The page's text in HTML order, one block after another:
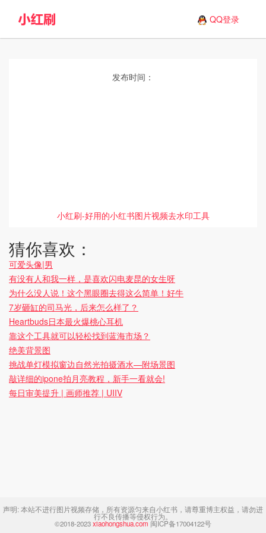
QQ登录
发布时间：
小红刷-好用的小红书图片视频去水印工具
猜你喜欢：
可爱头像|男
有没有人和我一样，是喜欢闪电麦昆的女生呀
为什么没人说！这个黑眼圈去得这么简单！好牛
7岁砸缸的司马光，后来怎么样了？
Heartbuds日本最火爆桃心耳机
靠这个工具就可以轻松找到蓝海市场？
绝美背景图
挑战单灯模拟窗边自然光拍摄酒水—附场景图
敲详细的ipone拍月亮教程，新手一看就会!
每日审美提升 | 画师推荐 | UIIV
声明:本站不进行图片视频存储，所有资源匀来自小红书，请尊重博主权益，请勿进
行不良传播等侵权行为。
©2018-2023xiaohongshua.com 闽ICP备17004122号